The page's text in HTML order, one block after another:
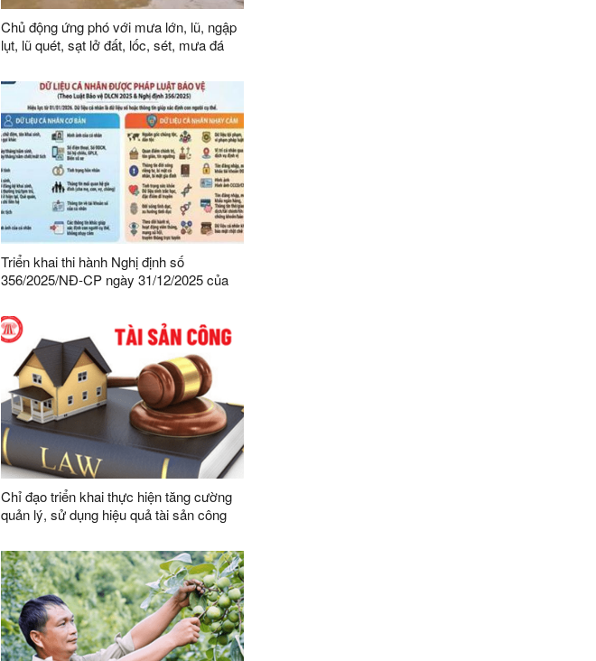
Chủ động ứng phó với mưa lớn, lũ, ngập
lụt, lũ quét, sạt lở đất, lốc, sét, mưa đá
Triển khai thi hành Nghị định số
356/2025/NĐ-CP ngày 31/12/2025 của
và biện pháp thi hành Luật Bảo vệ dữ liệu
cá nhân trên địa bàn tỉnh Lạng Sơn
Chỉ đạo triển khai thực hiện tăng cường
quản lý, sử dụng hiệu quả tài sản công